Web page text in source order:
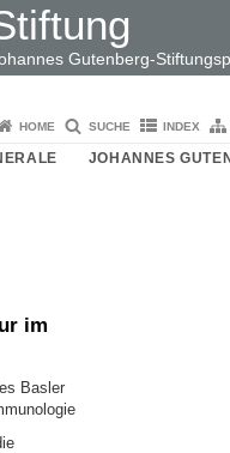
Gutenberg-
HOME SUCHE INDEX
JOHANNES
im
Basler